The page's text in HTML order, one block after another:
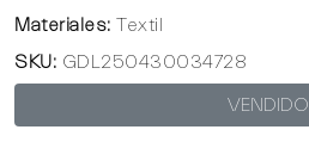
Materiales: Textil
SKU: GDL250430034728
VENDIDO